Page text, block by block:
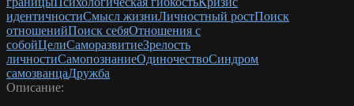
идентичностиСмысл жизниЛичностный ростПоиск
отношенийПоиск себяОтношения с
собойЦелиСаморазвитиеЗрелость
личностиСамопознаниеОдиночествоСиндром
самозванцаДружба
Описание: